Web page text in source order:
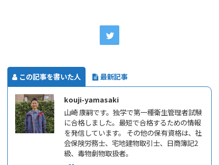
この記事を書いた人 最新記事
kouji-yamasaki
山崎 康嗣です。独学で第一種衛生管理者試験
に合格しました。最短で合格するための情報
を発信しています。 その他の保有資格は、社
会保険労務士、宅地建物取引士、日商簿記2
級、毒物劇物取扱者。